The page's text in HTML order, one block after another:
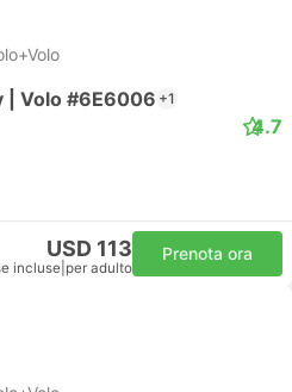
| Volo #6E6006 +1
4.7
USD 113
incluse per adulto
Prenota ora